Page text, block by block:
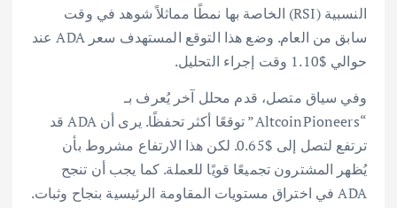
النسبية (RSI) الخاصة بها نمطًا مماثلاً شوهد في وقت
سابق من العام. وضع هذا التوقع المستهدف سعر ADA عند
حوالي $1.10 وقت إجراء التحليل.
وفي سياق متصل، قدم محلل آخر يُعرف بـ
“AltcoinPioneers” توقعًا أكثر تحفظًا. يرى أن ADA قد
ترتفع لتصل إلى $0.65. لكن هذا الارتفاع مشروط بأن
يُظهر المشترون تجميعًا قويًا للعملة. كما يجب أن تنجح
ADA في اختراق مستويات المقاومة الرئيسية بنجاح وثبات.